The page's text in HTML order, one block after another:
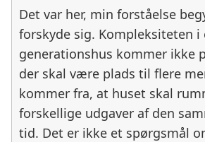
Det var her, min forståelse
forskyde sig. Kompleksiteten i
generationshus kommer ikke
der skal være plads til flere
kommer fra, at huset skal
forskellige udgaver af den
tid. Det er ikke et spørgsmål